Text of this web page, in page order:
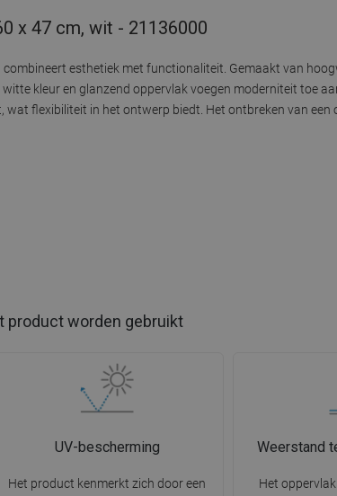
x 47 cm, wit - 21136000
combineert esthetiek met functionaliteit. Gemaakt van
kleur en glanzend oppervlak voegen moderniteit toe
wat flexibiliteit in het ontwerp biedt. Het ontbreken van
product worden gebruikt
UV-bescherming
Het product kenmerkt zich door een
Weerstand
Het